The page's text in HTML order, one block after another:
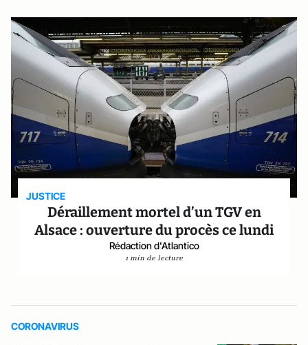
JUSTICE
Déraillement mortel d’un TGV en
Alsace : ouverture du procès ce lundi
Rédaction d'Atlantico
1 min de lecture
CORONAVIRUS